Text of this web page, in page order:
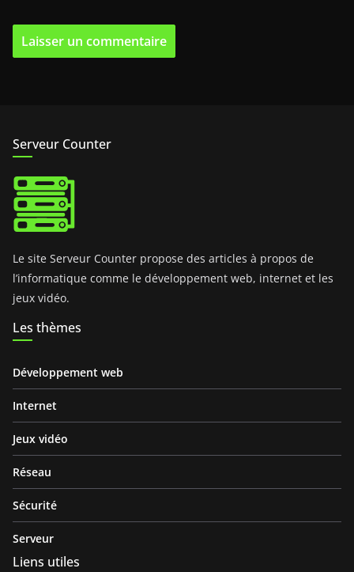
Serveur Counter
Le site Serveur Counter propose des articles à propos de
l’informatique comme le développement web, internet et les
jeux vidéo.
Les thèmes
Développement web
Internet
Jeux vidéo
Réseau
Sécurité
Serveur
Liens utiles